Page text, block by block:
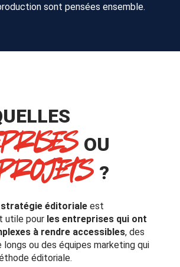
sont pensées ensemble.
OU
?
stratégie éditoriale est
utile pour les entreprises qui ont
à rendre accessibles, des
ou des équipes marketing qui
éditoriale.